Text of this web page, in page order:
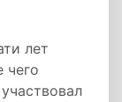
лет
чего